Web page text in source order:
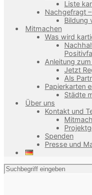
Liste
Nachgefragt
Bildung
Mitmachen
Was wird
Anleitung
Jetzt
Als
Papierkarten
Städte
Über uns
Kontakt und
Spenden
Presse und